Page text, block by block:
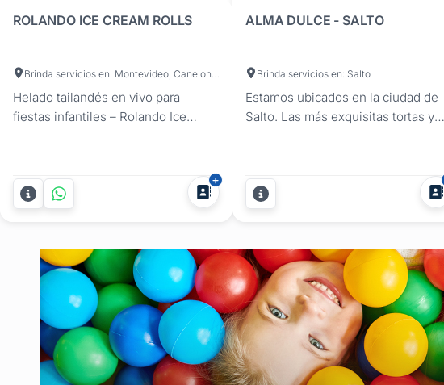
ROLANDO ICE CREAM ROLLS
Helado tailandés en vivo para
fiestas infantiles – Rolando Ice
diversión! Rolando Ice Cream Rolls
transforma el postre en un
espectáculo: elaboramos helados
plancha a -20 °C, con sabores y...
ALMA DULCE - SALTO
Brinda servicios en: Salto
Estamos ubicados en la ciudad de
Salto. Las más exquisitas tortas y
temática que prefieras: postres,
torta principal, torta de cumpleaños,
mesa dulce con cupcakes, cookies
cumpleaños o...